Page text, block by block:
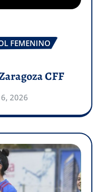
FEMENINO
CFF
2026